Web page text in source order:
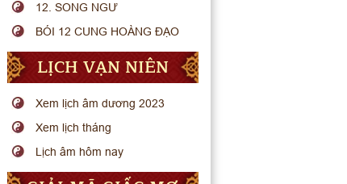
12. SONG NGƯ
BÓI 12 CUNG HOÀNG ĐẠO
LỊCH VẠN NIÊN
Xem lịch âm dương 2023
Xem lịch tháng
Lịch âm hôm nay